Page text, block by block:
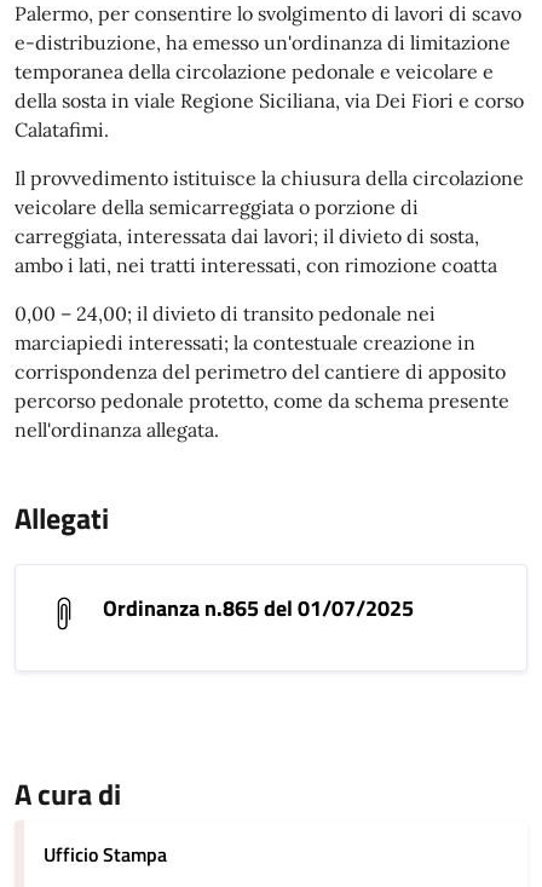
Palermo, per consentire lo svolgimento di lavori di scavo
e-distribuzione, ha emesso un'ordinanza di limitazione
temporanea della circolazione pedonale e veicolare e
della sosta in viale Regione Siciliana, via Dei Fiori e corso
Calatafimi.
Il provvedimento istituisce la chiusura della circolazione
veicolare della semicarreggiata o porzione di
carreggiata, interessata dai lavori; il divieto di sosta,
ambo i lati, nei tratti interessati, con rimozione coatta
0,00 – 24,00; il divieto di transito pedonale nei
marciapiedi interessati; la contestuale creazione in
corrispondenza del perimetro del cantiere di apposito
percorso pedonale protetto, come da schema presente
nell'ordinanza allegata.
Allegati
Ordinanza n.865 del 01/07/2025
A cura di
Ufficio Stampa